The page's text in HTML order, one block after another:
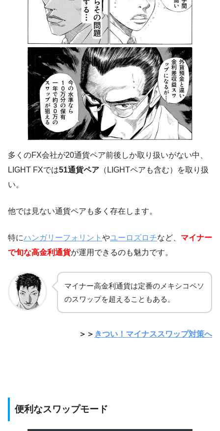
多くのFX会社が20通貨ペア前後しか取り扱いがない中、
LIGHT FXでは51通貨ペア （LIGHTペアも含む）を取り扱
い。
他では見ない通貨ペアも多く存在します。
特にハンガリーフォリント やユーロズロチなど、 マイナー
で旬な高金利通貨が運用できるのも魅力です。
マイナー高金利通貨は定番のメキシコペソ
のスワップを超えることもある。
＞＞ きつい！マイナススワップ対策へ
便利なスワップモード